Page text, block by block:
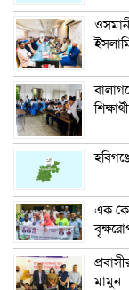
এক
মামুন